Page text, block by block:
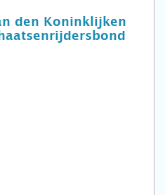
den Koninklijken